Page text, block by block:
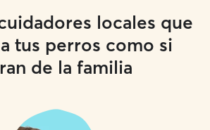
locales que
tus perros como si
de la familia